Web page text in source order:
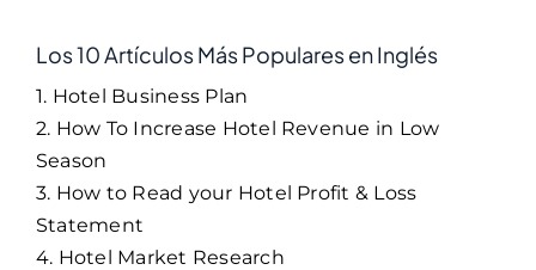
Los 10 Artículos Más Populares en Inglés
1. Hotel Business Plan
2. How To Increase Hotel Revenue in Low
Season
3. How to Read your Hotel Profit & Loss
Statement
4. Hotel Market Research